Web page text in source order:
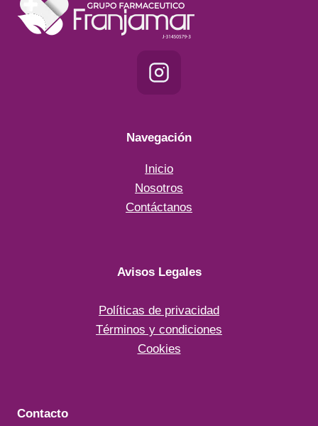
Navegación
Inicio
Nosotros
Contáctanos
Avisos Legales
Políticas de privacidad
Términos y condiciones
Cookies
Contacto